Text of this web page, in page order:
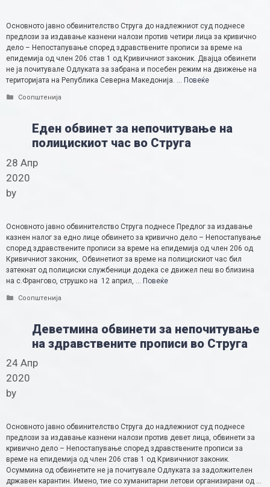
Основното јавно обвинителство Струга до надлежниот суд поднесе
предлози за издавање казнени налози против четири лица за кривично
дело – Непостапување според здравствените прописи за време на
епидемија од член 206 став 1 од Кривичниот законик. Двајца обвинети
не ја почитувале Одлуката за забрана и посебен режим на движење на
територијата на Република Северна Македонија. … Повеќе
Categories
Соопштенија
Еден обвинет за непочитување на
полицискиот час во Струга
28 Апр
2020
by
Основното јавно обвинителство Струга поднесе Предлог за издавање
казнен налог за едно лице обвинето за кривично дело – Непостапување
според здравствените прописи за време на епидемија од член 206 од
Кривичниот законик,. Обвинетиот за време на полицискиот час бил
затекнат од полициски службеници додека се движел пеш во близина
на с.Франгово, струшко на 12 април, … Повеќе
Categories
Соопштенија
Деветмина обвинети за непочитување
на здравствените прописи во Струга
24 Апр
2020
by
Основното јавно обвинителство Струга до надлежниот суд поднесе
предлози за издавање казнени налози против девет лица, обвинети за
кривично дело – Непостапување според здравствените прописи за
време на епидемија од член 206 став 1 од Кривичниот законик.
Осуммина од обвинетите не ја почитувале Одлуката за задолжителен
државен карантин. Имено, тие со хуманитарни летови организирани од …